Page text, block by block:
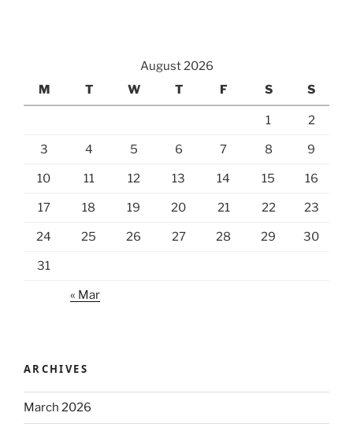
August 2026
M
T W T F S S
1 2
3 4 5 6 7 8 9
10 11 12 13 14 15 16
17 18 19 20 21 22 23
24 25 26 27 28 29 30
31
« Mar
ARCHIVES
March 2026